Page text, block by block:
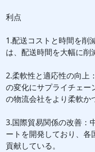
利点
1.配送コストと時間を削
は、配送時間を大幅に削
2.柔軟性と適応性の向上
の変化にサプライチェー
の物流会社をより柔軟か
3.国際貿易関係の改善：
ートを開発しており、各
貢献している。